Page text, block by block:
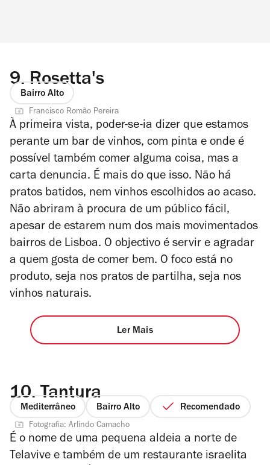
9. Rosetta's
Bairro Alto
Francisco Romão Pereira
À primeira vista, poder-se-ia dizer que estamos
perante um bar de vinhos, com pinta e onde é
possível também comer alguma coisa, mas a
carta denuncia. É mais do que isso. Não há
pratos batidos, nem vinhos escolhidos ao acaso.
Não abriram à procura de um público fácil,
apesar de estarem num dos mais movimentados
bairros de Lisboa. O objectivo é servir e agradar
a quem gosta de comer bem. O foco está no
produto, seja nos pratos de partilha, seja nos
vinhos naturais.
Ler Mais
10. Tantura
Mediterrâneo Bairro Alto Recomendado
Fotografia: Arlindo Camacho
É o nome de uma pequena aldeia a norte de
Telavive e também de um restaurante israelita